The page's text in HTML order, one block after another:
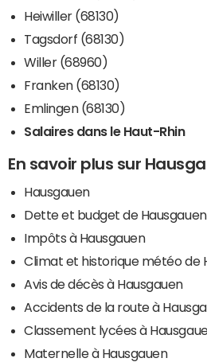
Heiwiller (68130)
Tagsdorf (68130)
Willer (68960)
Franken (68130)
Emlingen (68130)
Salaires dans le Haut-Rhin
En savoir plus sur
Hausgauen
Dette et budget de Hausgauen
Impôts à Hausgauen
Climat et historique météo de
Avis de décès à Hausgauen
Accidents de la route à
Classement lycées à
Maternelle à Hausgauen